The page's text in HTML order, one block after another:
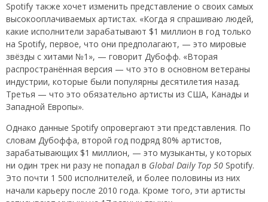
Spotify также хочет изменить представление о своих самых
высокооплачиваемых артистах. «Когда я спрашиваю людей,
какие исполнители зарабатывают $1 миллион в год только
на Spotify, первое, что они предполагают, — это мировые
звёзды с хитами №1», — говорит Дубофф. «Вторая
распространённая версия — что это в основном ветераны
индустрии, которые были популярны десятилетия назад.
Третья — что это обязательно артисты из США, Канады и
Западной Европы».
Однако данные Spotify опровергают эти представления. По
словам Дубоффа, второй год подряд 80% артистов,
зарабатывающих $1 миллион, — это музыканты, у которых
ни один трек ни разу не попадал в Global Daily Top 50 Spotify.
Это почти 1 500 исполнителей, и более половины из них
начали карьеру после 2010 года. Кроме того, эти артисты